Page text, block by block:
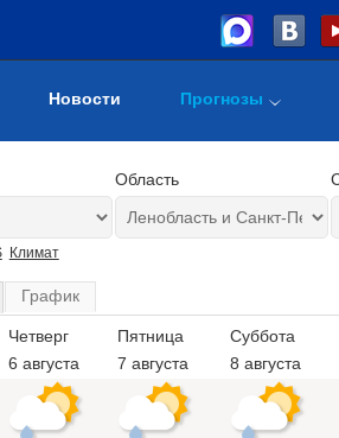
Новости Прогнозы
Область
Климат
График
Четверг
6 августа
Пятница
7 августа
Суббота
8 августа